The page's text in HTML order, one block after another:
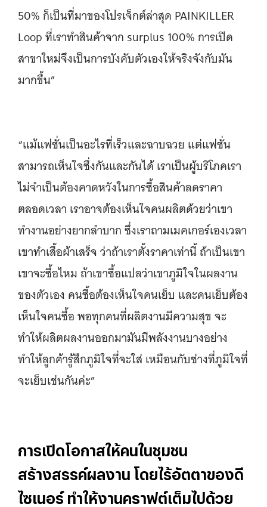
50% ก็เป็นที่มาของโปรเจ็กต์ล่าสุด PAINKILLER
Loop ที่เราทำสินค้าจาก surplus 100% การเปิด
สาขาใหม่จึงเป็นการบังคับตัวเองให้จริงจังกับมัน
มากขึ้น”
“แม้แฟชั่นเป็นอะไรที่เร็วและฉาบฉวย แต่แฟชั่น
สามารถเห็นใจซึ่งกันและกันได้ เราเป็นผู้บริโภคเรา
ไม่จำเป็นต้องคาดหวังในการซื้อสินค้าลดราคา
ตลอดเวลา เราอาจต้องเห็นใจคนผลิตด้วยว่าเขา
ทำงานอย่างยากลำบาก ซึ่งเราถามเมคเกอร์เองเวลา
เขาทำเสื้อผ้าเสร็จ ว่าถ้าเราตั้งราคาเท่านี้ ถ้าเป็นเขา
เขาจะซื้อไหม ถ้าเขาซื้อแปลว่าเขาภูมิใจในผลงาน
ของตัวเอง คนซื้อต้องเห็นใจคนเย็บ และคนเย็บต้อง
เห็นใจคนซื้อ พอทุกคนที่ผลิตงานมีความสุข จะ
ทำให้ผลิตผลงานออกมามันมีพลังงานบางอย่าง
ทำให้ลูกค้ารู้สึกภูมิใจที่จะใส่ เหมือนกับช่างที่ภูมิใจที่
จะเย็บเช่นกันค่ะ”
การเปิดโอกาสให้คนในชุมชน
สร้างสรรค์ผลงาน โดยไร้อัตตาของดี
ไซเนอร์ ทำให้งานคราฟต์เต็มไปด้วย